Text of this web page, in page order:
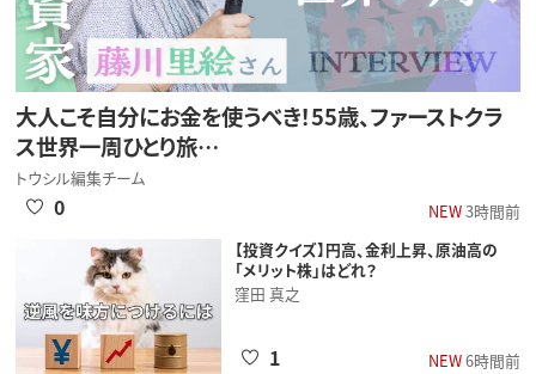
大人こそ自分にお金を使うべき！55歳、ファーストクラ
ス世界一周ひとり旅…
トウシル編集チーム
NEW3時間前
0
【投資クイズ】円高、金利上昇、原油高の
「メリット株」はどれ？
窪田 真之
NEW6時間前
1